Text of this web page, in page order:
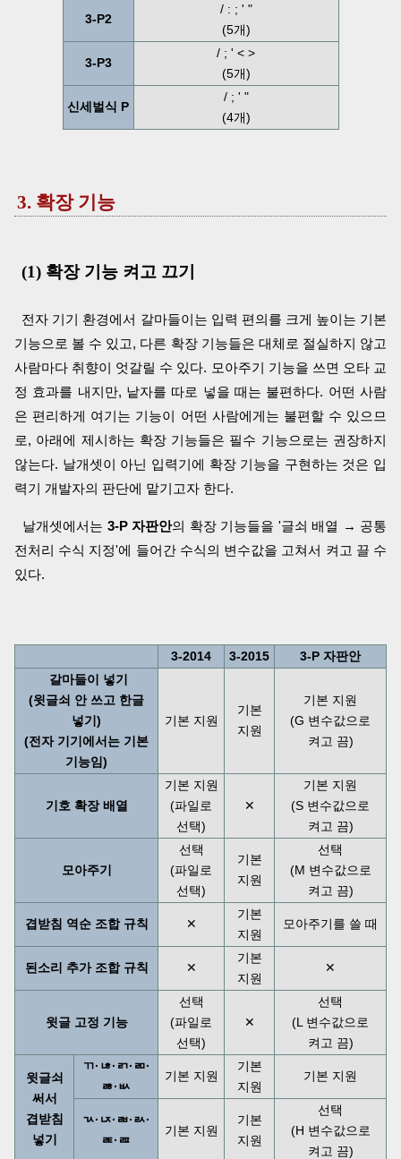
3-P2
/ : ; ' "
(5개)
3-P3
/ ; ' < >
(5개)
신세벌식 P
/ ; ' "
(4개)
3. 확장 기능
(1) 확장 기능 켜고 끄기
전자 기기 환경에서 갈마들이는 입력 편의를 크게 높이는 기본
기능으로 볼 수 있고, 다른 확장 기능들은 대체로 절실하지 않고
사람마다 취향이 엇갈릴 수 있다. 모아주기 기능을 쓰면 오타 교
정 효과를 내지만, 낱자를 따로 넣을 때는 불편하다. 어떤 사람
은 편리하게 여기는 기능이 어떤 사람에게는 불편할 수 있으므
로, 아래에 제시하는 확장 기능들은 필수 기능으로는 권장하지
않는다. 날개셋이 아닌 입력기에 확장 기능을 구현하는 것은 입
력기 개발자의 판단에 맡기고자 한다.
날개셋에서는 3-P 자판안의 확장 기능들을 '글쇠 배열 → 공통
전처리 수식 지정'에 들어간 수식의 변수값을 고쳐서 켜고 끌 수
있다.
3-2014 3-2015
3-P 자판안
갈마들이 넣기
(윗글쇠 안 쓰고 한글
넣기)
(전자 기기에서는 기본
기능임)
기본 지원
기본
지원
기본 지원
(G 변수값으로
켜고 끔)
기호 확장 배열
기본 지원
(파일로
선택)
✕
기본 지원
(S 변수값으로
켜고 끔)
모아주기
선택
(파일로
선택)
기본
지원
선택
(M 변수값으로
켜고 끔)
겹받침 역순 조합 규칙 ✕
기본
지원
모아주기를 쓸 때
된소리 추가 조합 규칙 ✕
기본
지원
✕
윗글 고정 기능
선택
(파일로
선택)
✕
선택
(L 변수값으로
켜고 끔)
윗글쇠
써서
겹받침
넣기
ㄲ·ㄶ·ㄺ·ㄻ·
ㅀ·ㅄ
기본 지원
기본
지원
기본 지원
ㄳ·ㄵ·ㄼ·ㄽ·
ㄾ·ㄿ
기본 지원
기본
지원
선택
(H 변수값으로
켜고 끔)